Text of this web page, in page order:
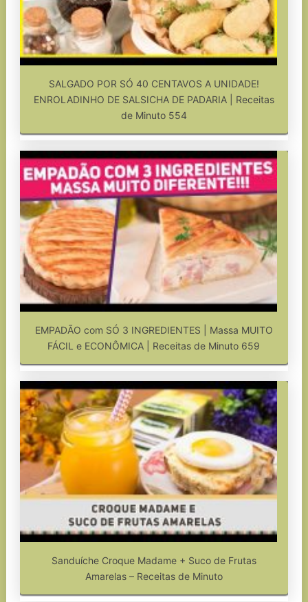
SALGADO POR SÓ 40 CENTAVOS A UNIDADE!
ENROLADINHO DE SALSICHA DE PADARIA | Receitas
de Minuto 554
EMPADÃO com SÓ 3 INGREDIENTES | Massa MUITO
FÁCIL e ECONÔMICA | Receitas de Minuto 659
Sanduíche Croque Madame + Suco de Frutas
Amarelas – Receitas de Minuto